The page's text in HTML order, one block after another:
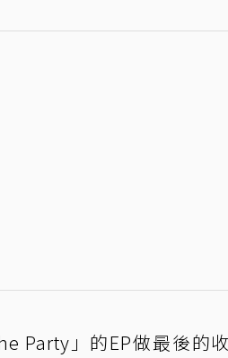
Party」的EP做最後的